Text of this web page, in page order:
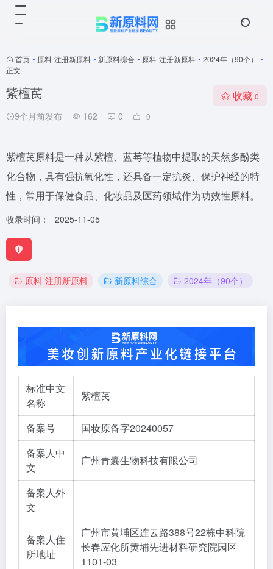
首页 • 原料-注册新原料 • 新原料综合 • 原料-注册新原料 • 2024年（90个）
•
正文
紫檀芪
9个月前发布 162 0 0
收藏 0
紫檀芪原料是一种从紫檀、蓝莓等植物中提取的天然多酚类
化合物，具有强抗氧化性，还具备一定抗炎、保护神经的特
性，常用于保健食品、化妆品及医药领域作为功效性原料。
收录时间： 2025-11-05
原料-注册新原料 新原料综合 2024年（90个）
标准中文
名称
紫檀芪
备案号
国妆原备字20240057
备案人中
文
广州青囊生物科技有限公司
备案人外
文
备案人住
所地址
广州市黄埔区连云路388号22栋中科院
长春应化所黄埔先进材料研究院园区
1101-03